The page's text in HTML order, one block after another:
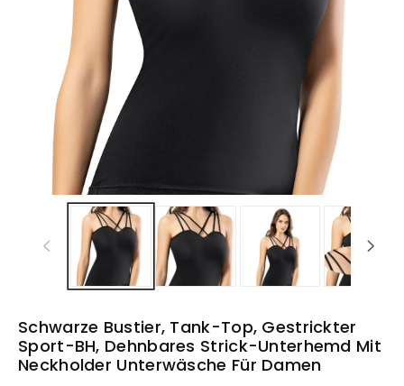
Schwarze Bustier, Tank-Top, Gestrickter
Sport-BH, Dehnbares Strick-Unterhemd Mit
Neckholder Unterwäsche Für Damen